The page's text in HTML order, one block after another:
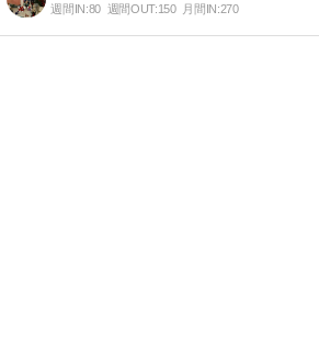
週間IN:80 週間OUT:150 月間IN:270